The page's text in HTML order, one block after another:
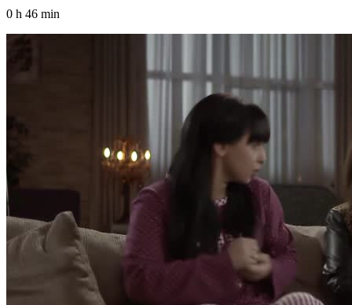
0 h 46 min